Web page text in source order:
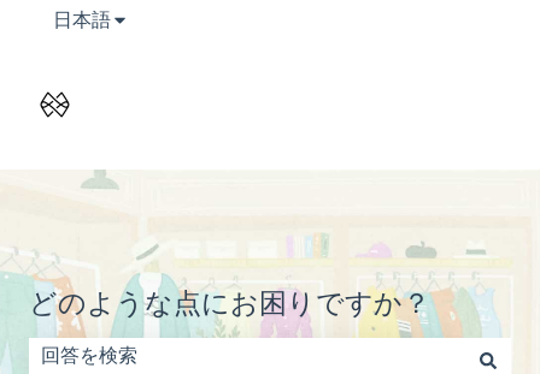
日本語翻訳のサブメニューを表示
どのような点にお困りですか？